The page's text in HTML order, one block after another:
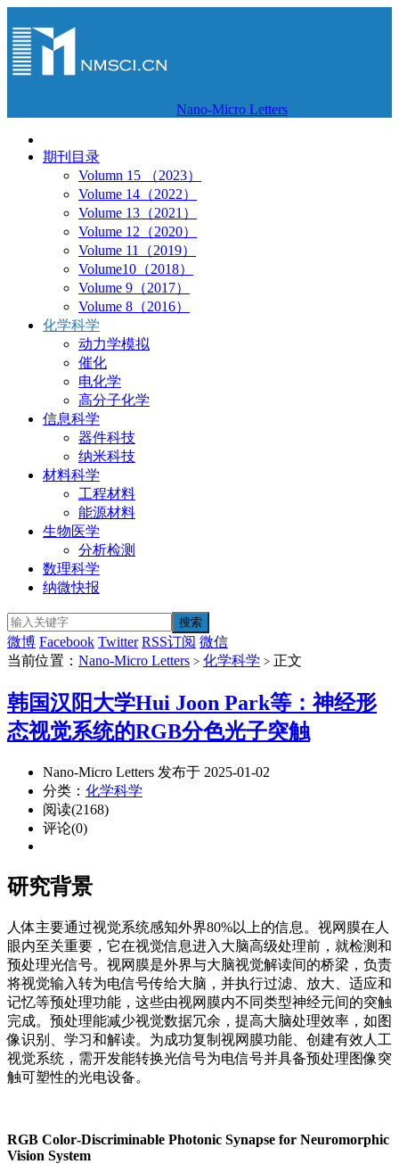
Nano-Micro Letters
期刊目录
Volumn 15 （2023）
Volume 14（2022）
Volume 13（2021）
Volume 12（2020）
Volume 11（2019）
Volume10（2018）
Volume 9（2017）
Volume 8（2016）
化学科学
动力学模拟
催化
电化学
高分子化学
信息科学
器件科技
纳米科技
材料科学
工程材料
能源材料
生物医学
分析检测
数理科学
纳微快报
微博 Facebook Twitter RSS订阅 微信
当前位置： Nano-Micro Letters > 化学科学 > 正文
韩国汉阳大学Hui Joon Park等：神经形
态视觉系统的RGB分色光子突触
Nano-Micro Letters 发布于 2025-01-02
分类： 化学科学
阅读(2168)
评论(0)
研究背景
人体主要通过视觉系统感知外界80%以上的信息。视网膜在人
眼内至关重要，它在视觉信息进入大脑高级处理前，就检测和
预处理光信号。视网膜是外界与大脑视觉解读间的桥梁，负责
将视觉输入转为电信号传给大脑，并执行过滤、放大、适应和
记忆等预处理功能，这些由视网膜内不同类型神经元间的突触
完成。预处理能减少视觉数据冗余，提高大脑处理效率，如图
像识别、学习和解读。为成功复制视网膜功能、创建有效人工
视觉系统，需开发能转换光信号为电信号并具备预处理图像突
触可塑性的光电设备。
RGB Color‐Discriminable Photonic Synapse for Neuromorphic
Vision System